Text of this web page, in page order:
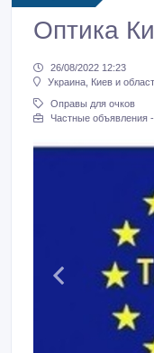
Оптика
26/08/2022 12:23
Украина, Киев и
Оправы для очков
Частные объявления